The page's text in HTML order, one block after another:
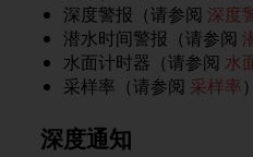
深度警报（请参阅 深度
潜水时间警报（请参阅
水面计时器（请参阅 水
采样率（请参阅 采样率 ）
深度通知